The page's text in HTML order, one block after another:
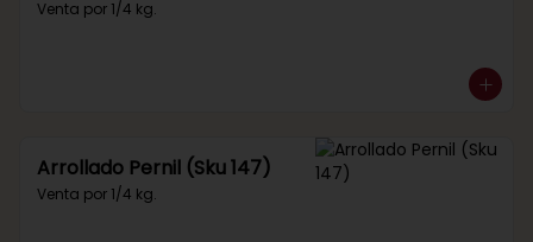
Venta por 1/4 kg.
Arrollado Pernil (Sku 147)
Venta por 1/4 kg.